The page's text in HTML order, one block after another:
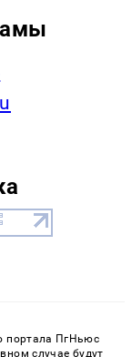
портала ПгНьюс
случае будут